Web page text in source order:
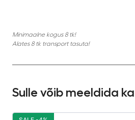
Minimaalne kogus 8 tk!
Alates 8 tk transport tasuta!
Sulle võib meeldida ka